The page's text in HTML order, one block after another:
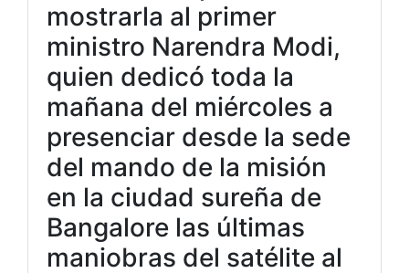
mostrarla al primer
ministro Narendra Modi,
quien dedicó toda la
mañana del miércoles a
presenciar desde la sede
del mando de la misión
en la ciudad sureña de
Bangalore las últimas
maniobras del satélite al